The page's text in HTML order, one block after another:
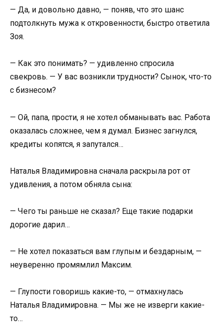
— Да, и довольно давно, — поняв, что это шанс
подтолкнуть мужа к откровенности, быстро ответила
Зоя.
— Как это понимать? — удивленно спросила
свекровь. — У вас возникли трудности? Сынок, что-то
с бизнесом?
— Ой, папа, прости, я не хотел обманывать вас. Работа
оказалась сложнее, чем я думал. Бизнес загнулся,
кредиты копятся, я запутался…
Наталья Владимировна сначала раскрыла рот от
удивления, а потом обняла сына:
— Чего ты раньше не сказал? Еще такие подарки
дорогие дарил…
— Не хотел показаться вам глупым и бездарным, —
неуверенно промямлил Максим.
— Глупости говоришь какие-то, — отмахнулась
Наталья Владимировна. — Мы же не изверги какие-
то…